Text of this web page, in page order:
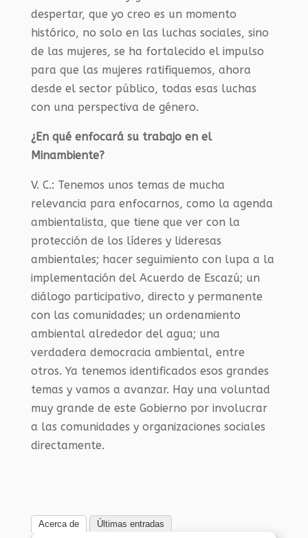
despertar, que yo creo es un momento
histórico, no solo en las luchas sociales, sino
de las mujeres, se ha fortalecido el impulso
para que las mujeres ratifiquemos, ahora
desde el sector público, todas esas luchas
con una perspectiva de género.
¿En qué enfocará su trabajo en el
Minambiente?
V. C.: Tenemos unos temas de mucha
relevancia para enfocarnos, como la agenda
ambientalista, que tiene que ver con la
protección de los líderes y lideresas
ambientales; hacer seguimiento con lupa a la
implementación del Acuerdo de Escazú; un
diálogo participativo, directo y permanente
con las comunidades; un ordenamiento
ambiental alrededor del agua; una
verdadera democracia ambiental, entre
otros. Ya tenemos identificados esos grandes
temas y vamos a avanzar. Hay una voluntad
muy grande de este Gobierno por involucrar
a las comunidades y organizaciones sociales
directamente.
Acerca de Últimas entradas